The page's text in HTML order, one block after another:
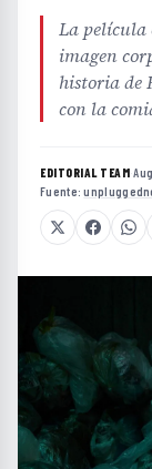
La película
imagen
historia de
con la
EDITORIAL TEAM·
Fuente: